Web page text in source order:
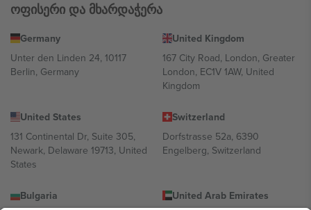
ოფისერი და მხარდაჭერა
Germany
Unter den Linden 24, 10117
Berlin, Germany
United Kingdom
167 City Road, London, Greater
London, EC1V 1AW, United
Kingdom
United States
131 Continental Dr, Suite 305,
Newark, Delaware 19713, United
States
Switzerland
Dorfstrasse 52a, 6390
Engelberg, Switzerland
Bulgaria
United Arab Emirates